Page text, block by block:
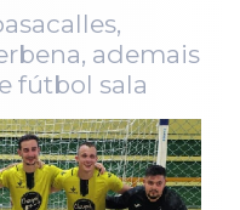
ademais
fútbol sala